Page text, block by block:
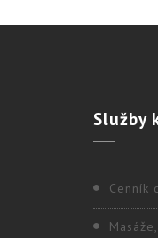
Služby
Cenník